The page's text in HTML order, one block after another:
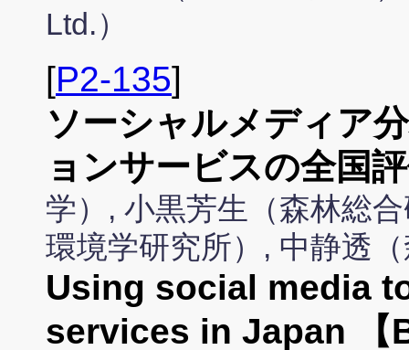
Ltd.）
[P2-135]
ソーシャルメディア
ョンサービスの全国
学）, 小黒芳生（森林総
環境学研究所）, 中静透
Using social media
services in Japan 【